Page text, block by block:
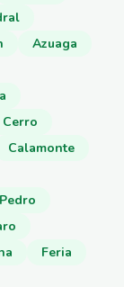
Azuaga
Calamonte
Feria